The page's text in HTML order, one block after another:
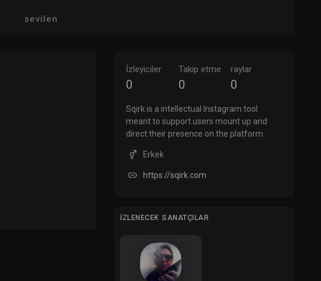
sevilen
İzleyiciler
0
Takip etme
0
raylar
0
Sqirk is a intellectual Instagram tool
meant to support users mount up and
direct their presence on the platform.
Erkek
https://sqirk.com
İZLENECEK SANATÇILAR